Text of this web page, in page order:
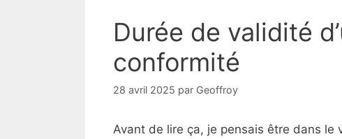
Durée de validité
conformité
28 avril 2025 par Geoffroy
Avant de lire ça, je pensais être dans le